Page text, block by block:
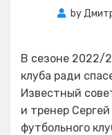
by
В сезоне 2022/
клуба ради
Известный
и тренер
футбольного